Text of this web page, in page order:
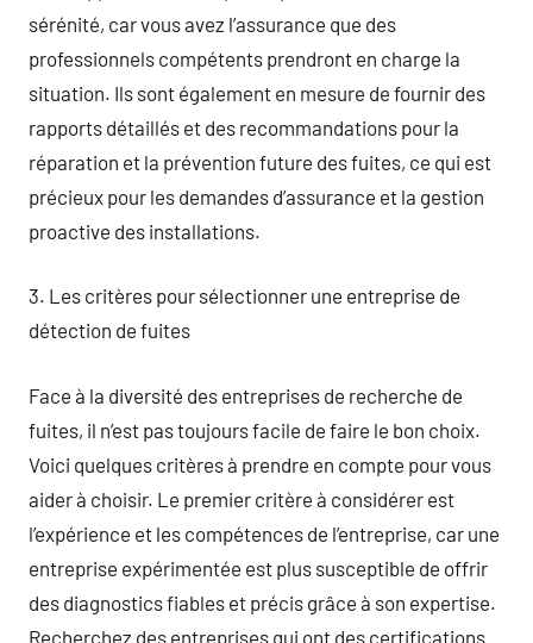
sérénité, car vous avez l’assurance que des
professionnels compétents prendront en charge la
situation. Ils sont également en mesure de fournir des
rapports détaillés et des recommandations pour la
réparation et la prévention future des fuites, ce qui est
précieux pour les demandes d’assurance et la gestion
proactive des installations.
3. Les critères pour sélectionner une entreprise de
détection de fuites
Face à la diversité des entreprises de recherche de
fuites, il n’est pas toujours facile de faire le bon choix.
Voici quelques critères à prendre en compte pour vous
aider à choisir. Le premier critère à considérer est
l’expérience et les compétences de l’entreprise, car une
entreprise expérimentée est plus susceptible de offrir
des diagnostics fiables et précis grâce à son expertise.
Recherchez des entreprises qui ont des certifications